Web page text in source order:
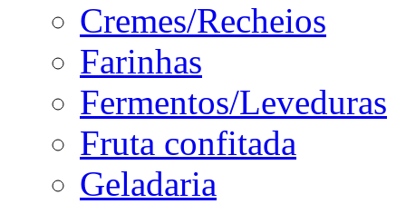
Cremes/Recheios
Farinhas
Fermentos/Leveduras
Fruta confitada
Geladaria